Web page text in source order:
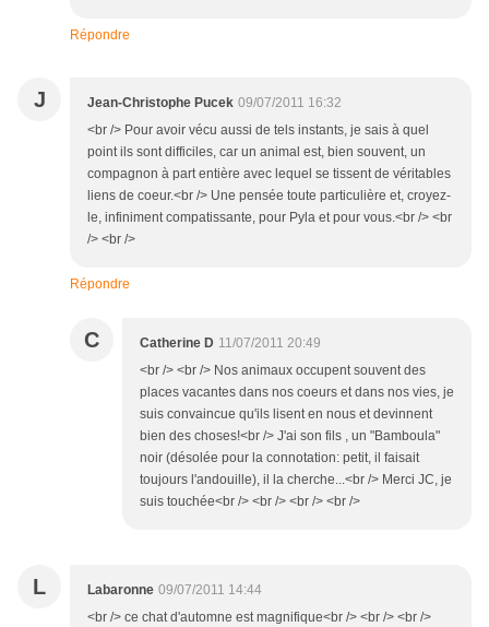
Répondre
J Jean-Christophe Pucek 09/07/2011 16:32
<br /> Pour avoir vécu aussi de tels instants, je sais à quel
point ils sont difficiles, car un animal est, bien souvent, un
compagnon à part entière avec lequel se tissent de véritables
liens de coeur.<br /> Une pensée toute particulière et, croyez-
le, infiniment compatissante, pour Pyla et pour vous.<br /> <br
/> <br />
Répondre
C Catherine D 11/07/2011 20:49
<br /> <br /> Nos animaux occupent souvent des
places vacantes dans nos coeurs et dans nos vies, je
suis convaincue qu'ils lisent en nous et devinnent
bien des choses!<br /> J'ai son fils , un "Bamboula"
noir (désolée pour la connotation: petit, il faisait
toujours l'andouille), il la cherche...<br /> Merci JC, je
suis touchée<br /> <br /> <br /> <br />
L Labaronne 09/07/2011 14:44
<br /> ce chat d'automne est magnifique<br /> <br /> <br />